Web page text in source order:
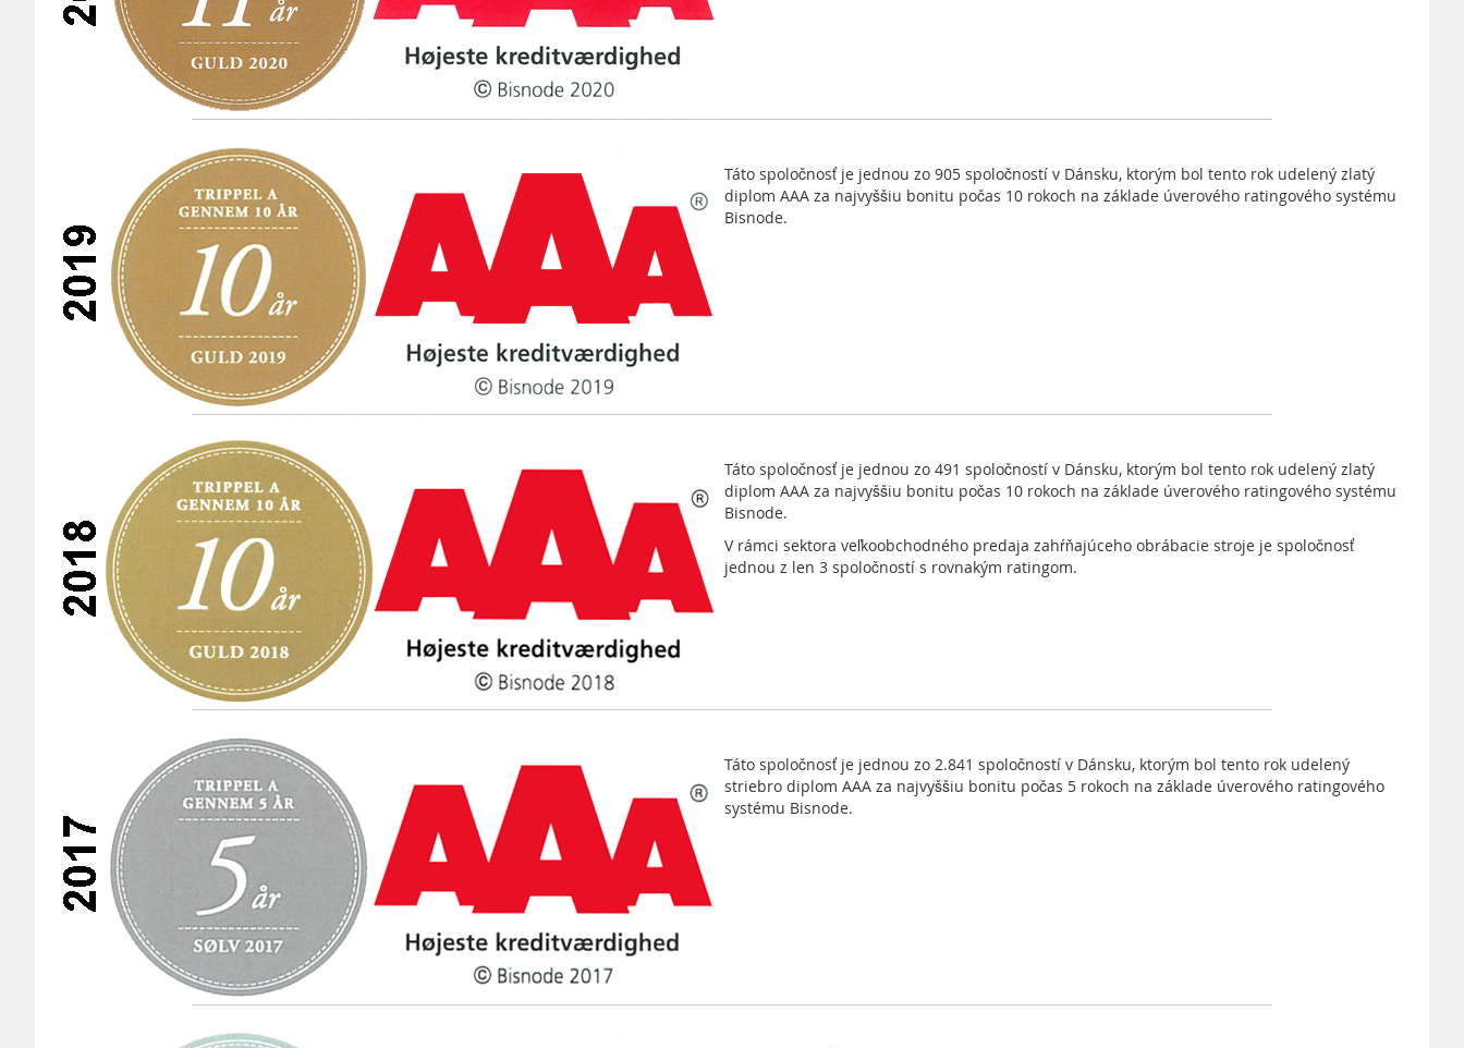
Táto spoločnosť je jednou zo 905 spoločností v Dánsku, ktorým bol tento rok udelený zlatý
diplom AAA za najvyššiu bonitu počas 10 rokoch na základe úverového ratingového systému
Bisnode.
Táto spoločnosť je jednou zo 491 spoločností v Dánsku, ktorým bol tento rok udelený zlatý
diplom AAA za najvyššiu bonitu počas 10 rokoch na základe úverového ratingového systému
Bisnode.
V rámci sektora veľkoobchodného predaja zahŕňajúceho obrábacie stroje je spoločnosť
jednou z len 3 spoločností s rovnakým ratingom.
Táto spoločnosť je jednou zo 2.841 spoločností v Dánsku, ktorým bol tento rok udelený
striebro diplom AAA za najvyššiu bonitu počas 5 rokoch na základe úverového ratingového
systému Bisnode.